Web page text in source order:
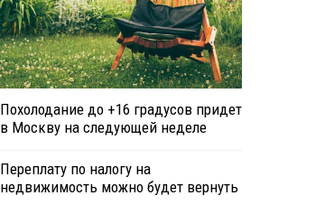
Похолодание до +16 градусов придет
в Москву на следующей неделе
Переплату по налогу на
недвижимость можно будет вернуть